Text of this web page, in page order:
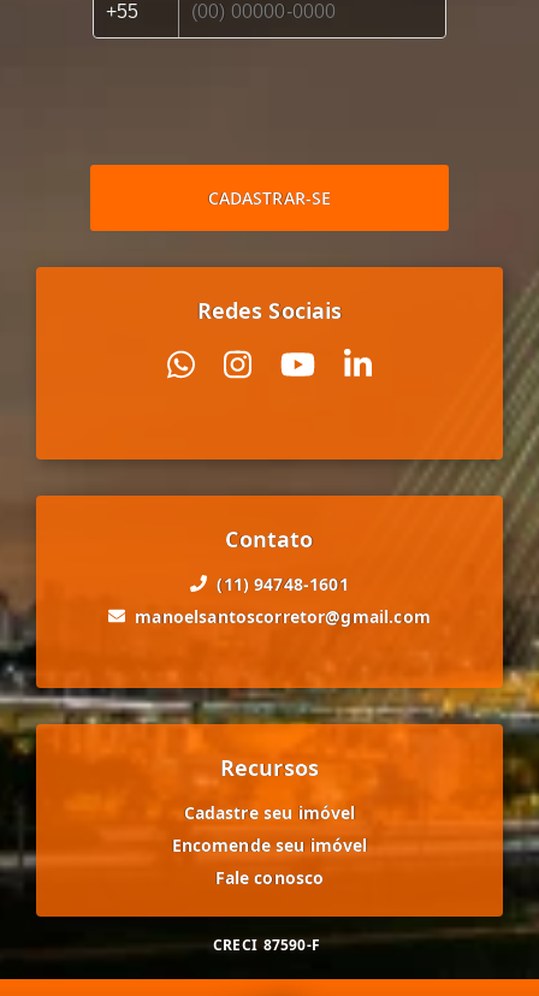
CADASTRAR-SE
Redes Sociais
Contato
(11) 94748-1601
manoelsantoscorretor@gmail.com
Recursos
Cadastre seu imóvel
Encomende seu imóvel
Fale conosco
CRECI 87590-F